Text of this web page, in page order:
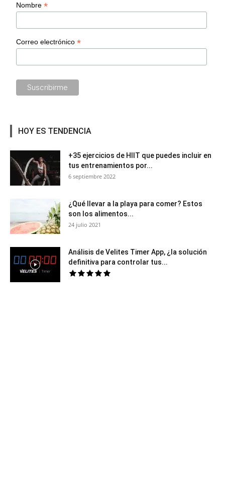
Nombre*
Correo electrónico*
HOY ES TENDENCIA
+35 ejercicios de HIIT que puedes incluir en
tus entrenamientos por...
6 septiembre 2022
¿Qué llevar a la playa para comer? Estos
son los alimentos...
24 julio 2021
Análisis de Velites Timer App, ¿la solución
definitiva para controlar tus...